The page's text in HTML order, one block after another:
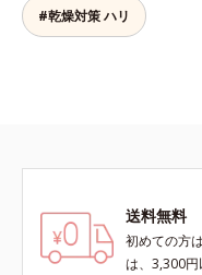
きり飲みやすい味わい。ノンカ
インのため、大事なイベント前
#乾燥対策 ハリ
送料無料
初めての方
は、3,300